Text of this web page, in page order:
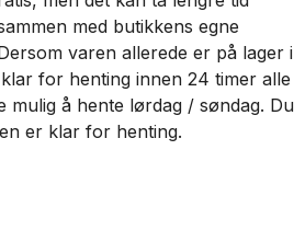
med butikkens egne
varen allerede er på lager i
for henting innen 24 timer alle
mulig å hente lørdag / søndag. Du
er klar for henting.